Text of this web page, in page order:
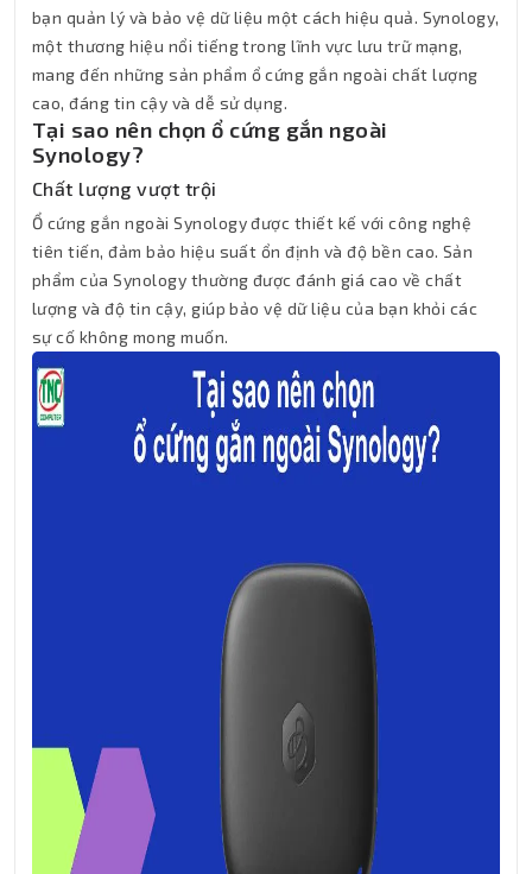
bạn quản lý và bảo vệ dữ liệu một cách hiệu quả. Synology,
một thương hiệu nổi tiếng trong lĩnh vực lưu trữ mạng,
mang đến những sản phẩm ổ cứng gắn ngoài chất lượng
cao, đáng tin cậy và dễ sử dụng.
Tại sao nên chọn ổ cứng gắn ngoài
Synology?
Chất lượng vượt trội
Ổ cứng gắn ngoài Synology được thiết kế với công nghệ
tiên tiến, đảm bảo hiệu suất ổn định và độ bền cao. Sản
phẩm của Synology thường được đánh giá cao về chất
lượng và độ tin cậy, giúp bảo vệ dữ liệu của bạn khỏi các
sự cố không mong muốn.